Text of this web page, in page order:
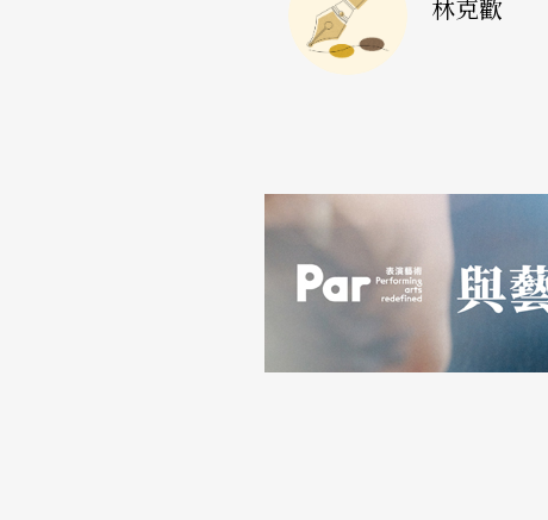
的詮釋。尤其是這麼多劇團、這麼多戲劇家紛
九〇年代的台灣，無論是社會或戲劇，確實都
可避免的。問題是劇場工作者對這種調整與轉
較之八〇年代有所改善，資金方面文建會、敎
助、獎勵的辦法，緩解了一些劇團經濟上的燃
者獲得更多的內在自由，何況當前的外部環境
林克歡